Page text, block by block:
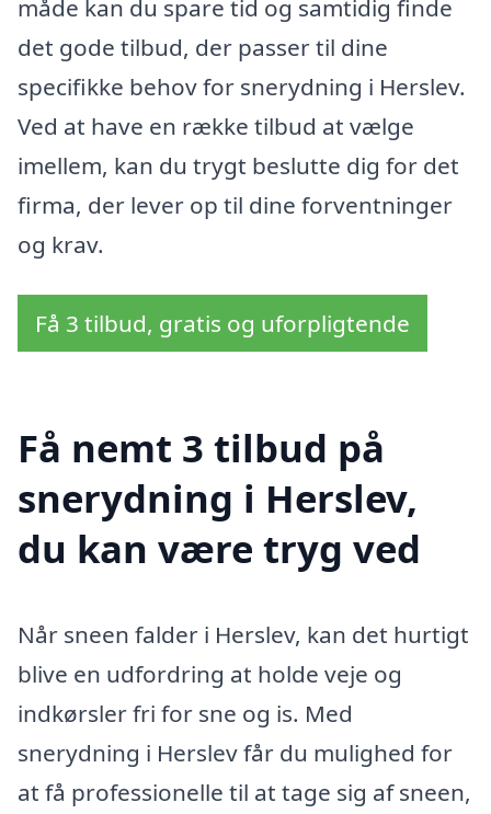
måde kan du spare tid og samtidig finde
det gode tilbud, der passer til dine
specifikke behov for snerydning i Herslev.
Ved at have en række tilbud at vælge
imellem, kan du trygt beslutte dig for det
firma, der lever op til dine forventninger
og krav.
Få 3 tilbud, gratis og uforpligtende
Få nemt 3 tilbud på
snerydning i Herslev,
du kan være tryg ved
Når sneen falder i Herslev, kan det hurtigt
blive en udfordring at holde veje og
indkørsler fri for sne og is. Med
snerydning i Herslev får du mulighed for
at få professionelle til at tage sig af sneen,